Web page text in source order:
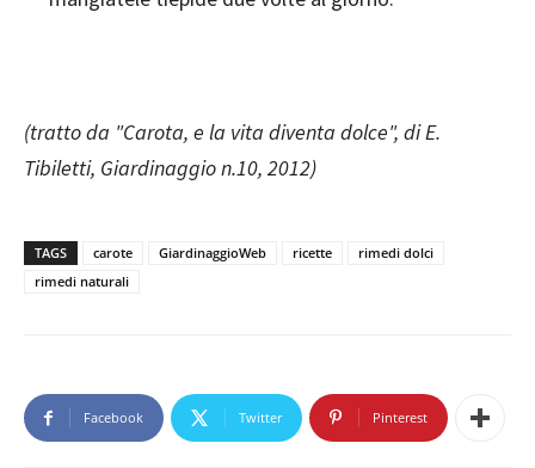
(tratto da "Carota, e la vita diventa dolce", di E.
Tibiletti, Giardinaggio n.10, 2012)
TAGS carote GiardinaggioWeb ricette
rimedi dolci
rimedi naturali
Facebook Twitter Pinterest